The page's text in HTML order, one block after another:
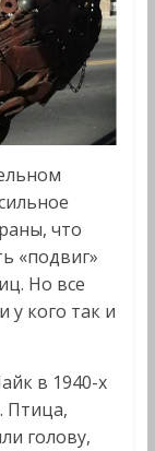
что
«подвиг»
Но все
у кого так и
в 1940-х
Птица,
голову,